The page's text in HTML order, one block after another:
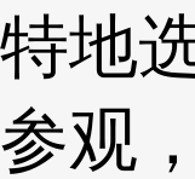
特地
参观